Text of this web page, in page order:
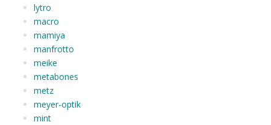
lytro
macro
mamiya
manfrotto
meike
metabones
metz
meyer-optik
mint